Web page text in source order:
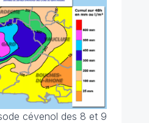
cévenol des 8 et 9